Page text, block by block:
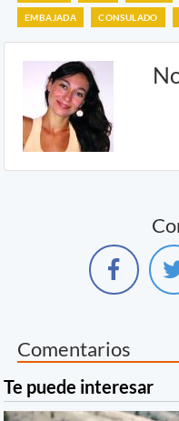
EMBAJADA CONSULADO
Comentarios